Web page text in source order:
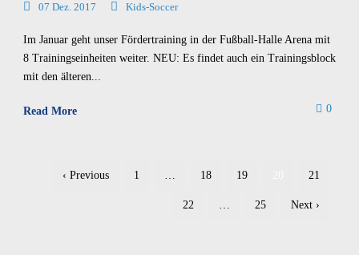
07 Dez. 2017 Kids-Soccer
Im Januar geht unser Fördertraining in der Fußball-Halle Arena mit
8 Trainingseinheiten weiter. NEU: Es findet auch ein Trainingsblock
mit den älteren...
Read More 0
‹ Previous 1 … 18 19 21
22 … 25 Next ›